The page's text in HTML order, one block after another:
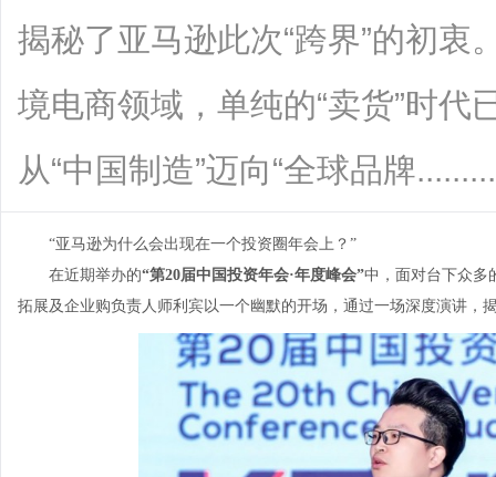
揭秘了亚马逊此次“跨界”的初衷
境电商领域，单纯的“卖货”时代
从“中国制造”迈向“全球品牌.........
“亚马逊为什么会出现在一个投资圈年会上？”
在近期举办的“第20届中国投资年会·年度峰会”中，面对台下众多
拓展及企业购负责人师利宾以一个幽默的开场，通过一场深度演讲，